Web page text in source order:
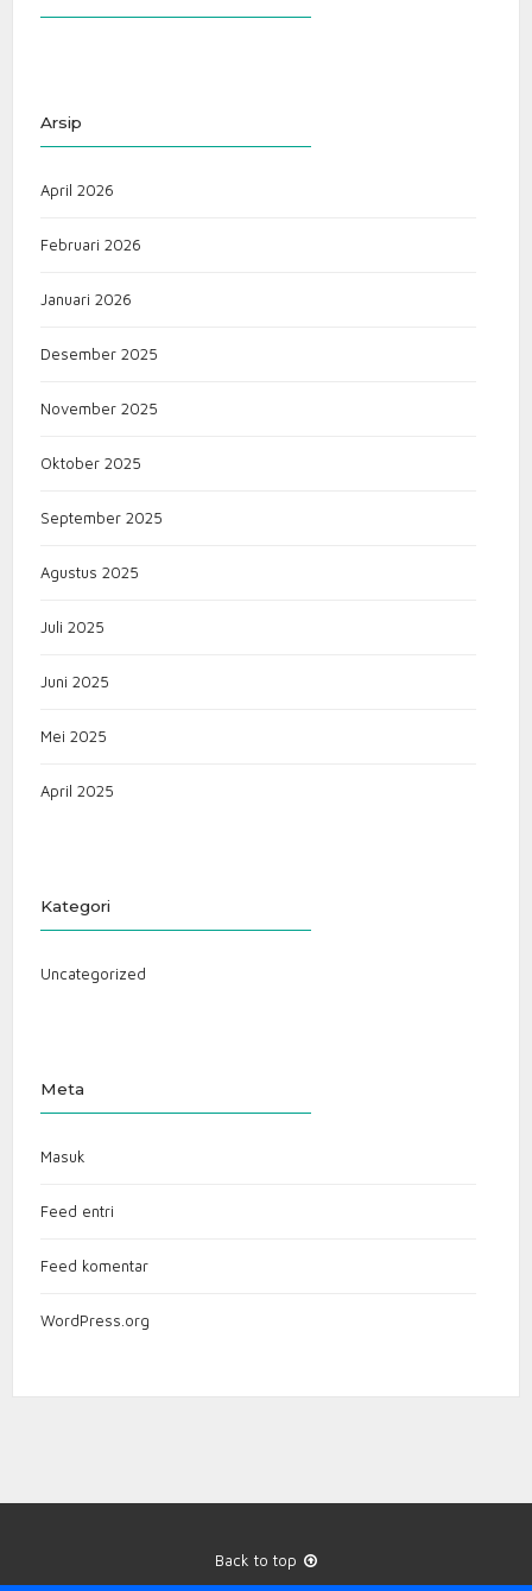
Arsip
April 2026
Februari 2026
Januari 2026
Desember 2025
November 2025
Oktober 2025
September 2025
Agustus 2025
Juli 2025
Juni 2025
Mei 2025
April 2025
Kategori
Uncategorized
Meta
Masuk
Feed entri
Feed komentar
WordPress.org
Back to top